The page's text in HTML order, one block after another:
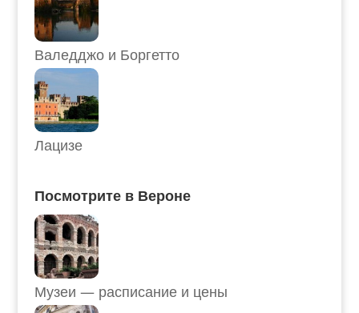
Валедджо и Боргетто
Лацизе
Посмотрите в Вероне
Музеи — расписание и цены